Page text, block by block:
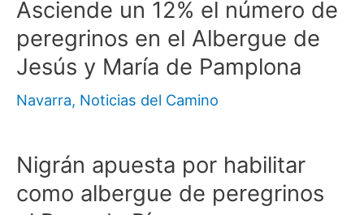
Asciende un 12% el número de
peregrinos en el Albergue de
Jesús y María de Pamplona
Navarra, Noticias del Camino
Nigrán apuesta por habilitar
como albergue de peregrinos